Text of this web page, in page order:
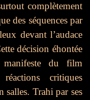
complètement
des séquences par
devant l’audace
décision éhontée
manifeste du film
critiques
salles. Trahi par ses